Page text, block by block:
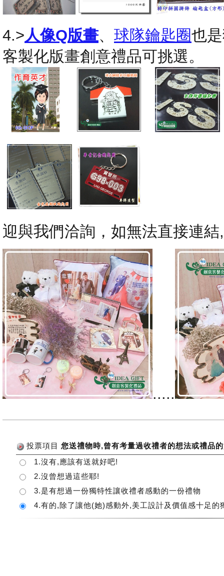
4.>人像Q版畫、 球隊鑰匙圈也
客製化版畫創意禮品可挑選。
迎與我們洽詢，如無法直接連
.....